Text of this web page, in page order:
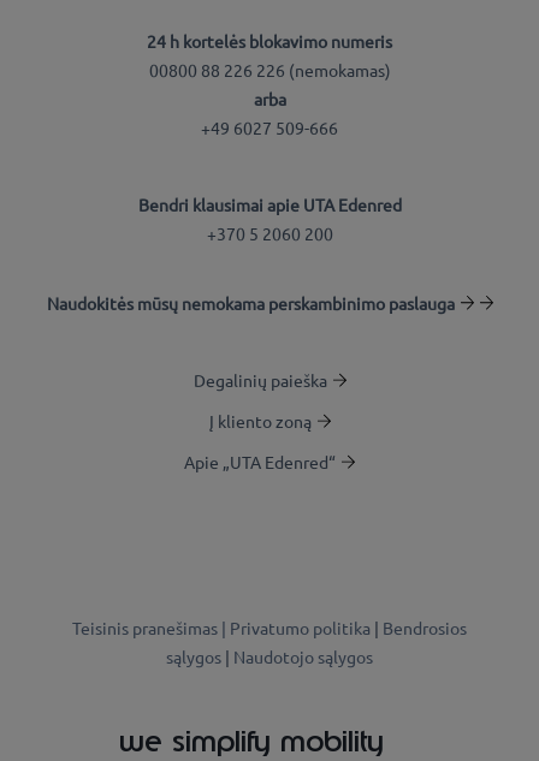
24 h kortelės blokavimo numeris
00800 88 226 226 (nemokamas)
arba
+49 6027 509-666
Bendri klausimai apie UTA Edenred
+370 5 2060 200
Naudokitės mūsų nemokama perskambinimo paslauga
Degalinių paieška
Į kliento zoną
Apie „UTA Edenred“
Teisinis pranešimas | Privatumo politika | Bendrosios
sąlygos | Naudotojo sąlygos
we simplify mobility